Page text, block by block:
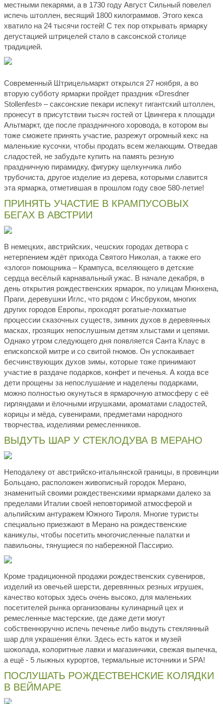
местными пекарями, а в 1730 году Август Сильный повелел
испечь штоллен, весящий 1800 килограммов. Этого кекса
хватило на 24 тысячи гостей! С тех пор открывать ярмарку
дегустацией штрицелей стало в саксонской столице
традицией.
Современный Штрицельмаркт открылся 27 ноября, а во
вторую субботу ярмарки пройдет праздник «Dresdner
Stollenfest» – саксонские пекари испекут гигантский штоллен,
пронесут в присутствии тысяч гостей от Цвингера к площади
Альтмаркт, где после праздничного хоровода, в котором вы
тоже сможете принять участие, разрежут огромный кекс на
маленькие кусочки, чтобы продать всем желающим. Отведав
сладостей, не забудьте купить на память резную
праздничную пирамидку, фигурку щелкунчика либо
трубочиста, другое изделие из дерева, которыми славится
эта ярмарка, отметившая в прошлом году свое 580-летие!
ПРИНЯТЬ УЧАСТИЕ В КРАМПУСОВЫХ
БЕГАХ В АВСТРИИ
В немецких, австрийских, чешских городах детвора с
нетерпением ждёт прихода Святого Николая, а также его
«злого» помощника – Крампуса, вселяющего в детские
сердца весёлый карнавальный ужас. В начале декабря, в
день открытия рождественских ярмарок, по улицам Мюнхена,
Праги, деревушки Иглс, что рядом с Инсбруком, многих
других городов Европы, проходят рогатые-лохматые
процессии сказочных существ, зимних духов в деревянных
масках, грозящих непослушным детям хлыстами и цепями.
Однако утром следующего дня появляется Санта Клаус в
епископской митре и со свитой гномов. Он успокаивает
бесчинствующих духов зимы, которые тоже принимают
участие в раздаче подарков, конфет и печенья. А когда все
дети прощены за непослушание и наделены подарками,
можно полностью окунуться в ярмарочную атмосферу с её
гирляндами и ёлочными игрушками, ароматами сладостей,
корицы и мёда, сувенирами, предметами народного
творчества, изделиями ремесленников.
ВЫДУТЬ ШАР У СТЕКЛОДУВА В МЕРАНО
Неподалеку от австрийско-итальянской границы, в провинции
Больцано, расположен живописный городок Мерано,
знаменитый своими рождественскими ярмарками далеко за
пределами Италии своей неповторимой атмосферой и
альпийским антуражем Южного Тироля. Многие туристы
специально приезжают в Мерано на рождественские
каникулы, чтобы посетить многочисленные палатки и
павильоны, тянущиеся по набережной Пассирио.
Кроме традиционной продажи рождественских сувениров,
изделий из овечьей шерсти, деревянных резных игрушек,
качество которых здесь очень высоко, для маленьких
посетителей рынка организованы кулинарный цех и
ремесленные мастерские, где даже дети могут
собственноручно испечь печенье либо выдуть стеклянный
шар для украшения ёлки. Здесь есть каток и музей
шоколада, колоритные лавки и магазинчики, свежая выпечка,
а ещё - 5 лыжных курортов, термальные источники и SPA!
ПОСЛУШАТЬ РОЖДЕСТВЕНСКИЕ КОЛЯДКИ
В ВЕЙМАРЕ